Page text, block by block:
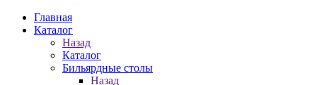
Главная
Каталог
Назад
Каталог
Бильярдные столы
Назад